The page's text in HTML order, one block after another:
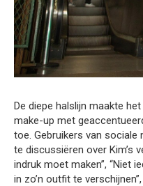
De diepe halslijn maakte
make-up met
toe. Gebruikers van sociale
te discussiëren over Kim’s
indruk moet maken”, “Niet
in zo’n outfit te